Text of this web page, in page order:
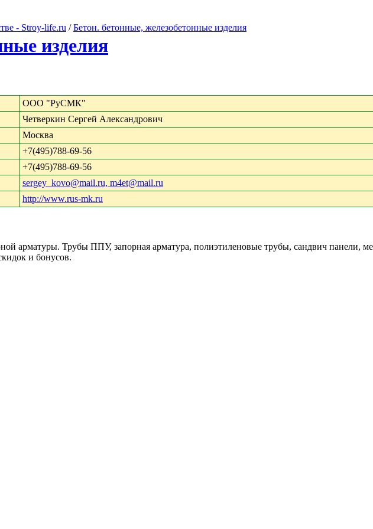
- Stroy-life.ru /Бетон. бетонные, железобетонные изделия
изделия
ООО "РуСМК"
Четверкин Сергей Александрович
Москва
+7(495)788-69-56
+7(495)788-69-56
sergey_kovo@mail.ru, m4et@mail.ru
http://www.rus-mk.ru
арматуры. Трубы ППУ, запорная арматура, полиэтиленовые трубы, сандвич панели,
и бонусов.